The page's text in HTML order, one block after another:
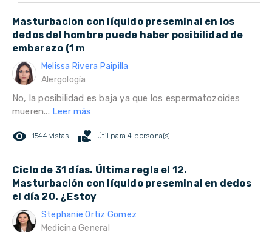
Masturbacion con líquido preseminal en los
dedos del hombre puede haber posibilidad de
embarazo (1 m
Melissa Rivera Paipilla
Alergología
No, la posibilidad es baja ya que los espermatozoides
mueren... Leer más
remove_red_eye 1544 vistas volunteer_activism Útil para 4 persona(s)
Ciclo de 31 días. Última regla el 12.
Masturbación con líquido preseminal en dedos
el día 20. ¿Estoy
Stephanie Ortiz Gomez
Medicina General